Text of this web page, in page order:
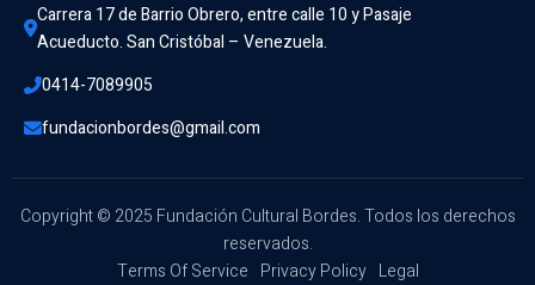
Carrera 17 de Barrio Obrero, entre calle 10 y Pasaje
Acueducto. San Cristóbal – Venezuela.
0414-7089905
fundacionbordes@gmail.com
Copyright © 2025 Fundación Cultural Bordes. Todos los derechos
reservados.
Terms Of Service Privacy Policy Legal